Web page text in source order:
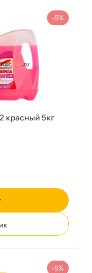
красный 5к
-5%
-5%